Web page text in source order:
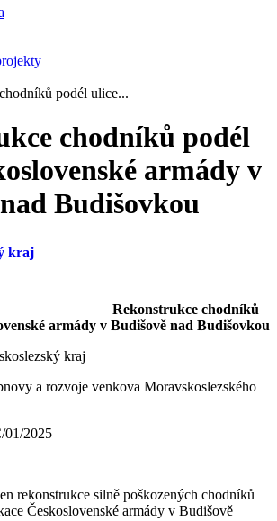
podél ulice...
chodníků podél
armády v
Budišovkou
Rekonstrukce chodníků
armády v Budišově nad Budišovkou
kraj
a rozvoje venkova Moravskoslezského
01/2025
rekonstrukce silně poškozených chodníků
Československé armády v Budišově